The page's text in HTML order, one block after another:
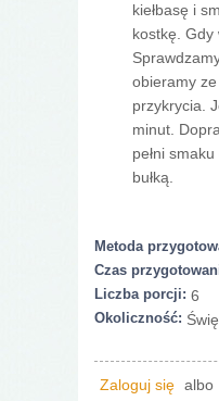
kiełbasę i
kostkę. Gdy
obieramy
przykrycia.
minut.
pełni
bułką.
Metoda
Czas
Liczba porcji: 6
Okoliczność:
Zaloguj się albo